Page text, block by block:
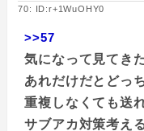
70: ID:r+1WuOHY0
>>57
気になって見てき
あれだけだとどっ
重複しなくても送
サブアカ対策考え